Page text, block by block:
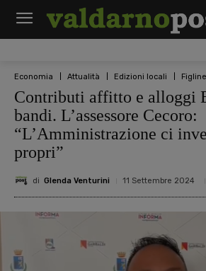
Economia Attualità Edizioni locali
Contributi affitto e alloggi
bandi. L’assessore Cecoro:
“L’Amministrazione ci
propri”
di Glenda Venturini 11 Settembre 2024